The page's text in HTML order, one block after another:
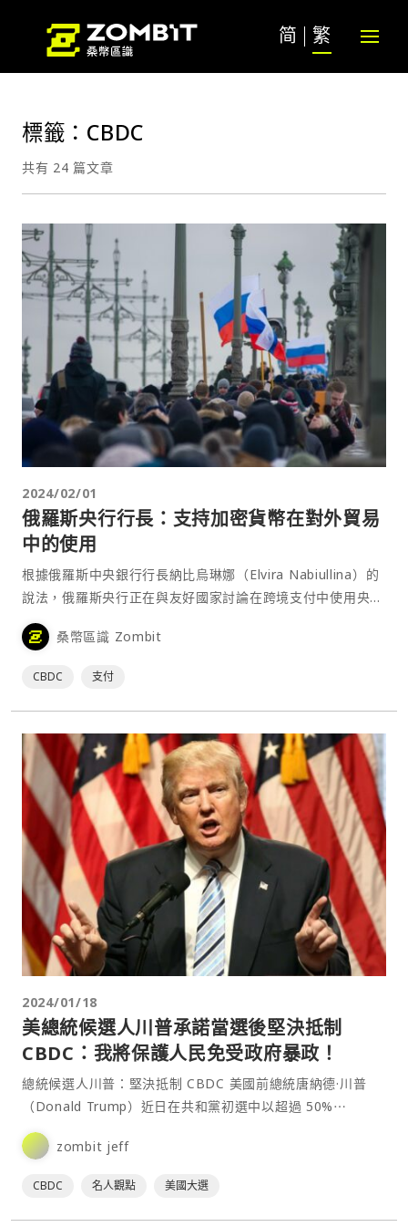
简 繁
標籤：CBDC
共有 24 篇文章
2024/02/01
俄羅斯央行行長：支持加密貨幣在對外貿易
中的使用
根據俄羅斯中央銀行行長納比烏琳娜（Elvira Nabiullina）的
說法，俄羅斯央行正在與友好國家討論在跨境支付中使用央行
數位貨幣（CBDC）的可能性。她表示，該國在創建 CBDC
或數位盧布的平台時，就考慮到了與國外類似平台整合的可能
桑幣區識 Zombit
CBDC 支付
2024/01/18
美總統候選人川普承諾當選後堅決抵制
CBDC：我將保護人民免受政府暴政！
總統候選人川普：堅決抵制 CBDC 美國前總統唐納德·川普
（Donald Trump）近日在共和黨初選中以超過 50%⋯
zombit jeff
CBDC 名人觀點 美國大選